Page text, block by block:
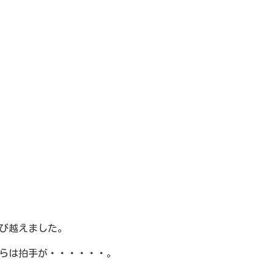
越えました。
は拍手が・・・・・・。